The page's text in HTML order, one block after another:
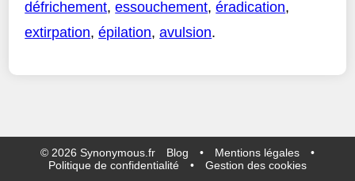
défrichement,essouchement,éradication,
extirpation,épilation,avulsion.
© 2026 Synonymous.fr Blog • Mentions légales
•
Politique de confidentialité
• Gestion des cookies